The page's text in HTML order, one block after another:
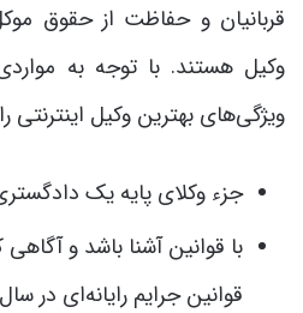
قربانیان و حفاظت از حقوق
وکیل هستند. با توجه به
ویژگی‌های بهترین وکیل اینترنتی
جزء وکلای پایه یک
با قوانین آشنا باشد و
قوانین جرایم رایانه‌ای در